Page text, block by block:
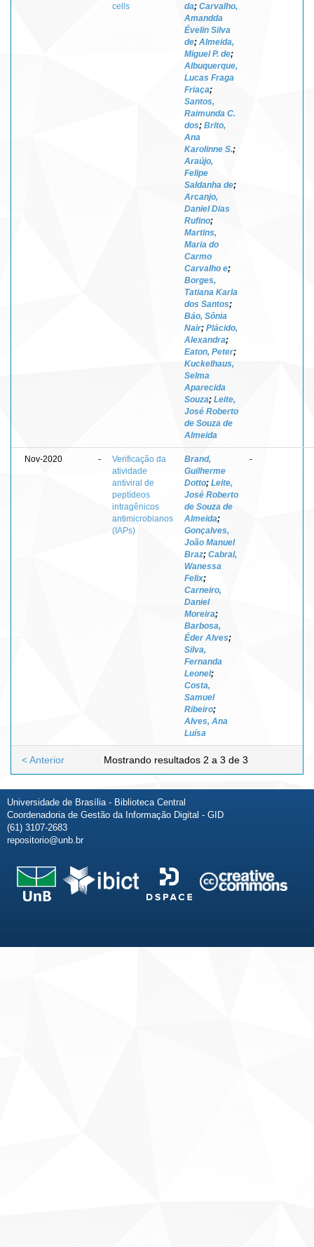
cells
da; Carvalho,
Amandda
Évelin Silva
de; Almeida,
Miguel P. de;
Albuquerque,
Lucas Fraga
Friaça;
Santos,
Raimunda C.
dos; Brito,
Ana
Karolinne S.;
Araújo,
Felipe
Saldanha de;
Arcanjo,
Daniel Dias
Rufino;
Martins,
Maria do
Carmo
Carvalho e;
Borges,
Tatiana Karla
dos Santos;
Báo, Sônia
Nair; Plácido,
Alexandra;
Eaton, Peter;
Kuckelhaus,
Selma
Aparecida
Souza; Leite,
José Roberto
de Souza de
Almeida
Nov-2020 -
Verificação da
atividade
antiviral de
peptídeos
intragênicos
antimicrobianos
(IAPs)
Brand,
Guilherme
Dotto; Leite,
José Roberto
de Souza de
Almeida;
Gonçalves,
João Manuel
Braz; Cabral,
Wanessa
Felix;
Carneiro,
Daniel
Moreira;
Barbosa,
Éder Alves;
Silva,
Fernanda
Leonel;
Costa,
Samuel
Ribeiro;
Alves, Ana
Luísa
-
Mostrando resultados 2 a 3 de 3
< Anterior
Universidade de Brasília - Biblioteca Central
Coordenadoria de Gestão da Informação Digital - GID
(61) 3107-2683
repositorio@unb.br